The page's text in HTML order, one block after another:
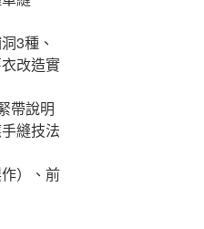
3種、
改造實
帶說明
縫技法
）、前